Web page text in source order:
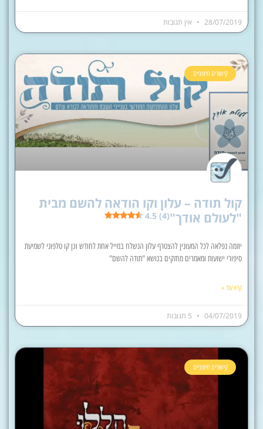
28/07/2019 אין תגובות
קישורים חיצוניים
קול תודה – עלון וקו הודאה להשם מבית
"לעולם אודך"4.5 (4)
יוזמה נפלאה לכל המעונין להצטרף עלון הנשלח במייל אחת לחודש וכן קו טלפוני לשמיעת
סיפורי ישועות ומאמרים מחזקים בנושא "תודה להשם"
קרא עוד »
04/07/2019
קישורים חיצוניים